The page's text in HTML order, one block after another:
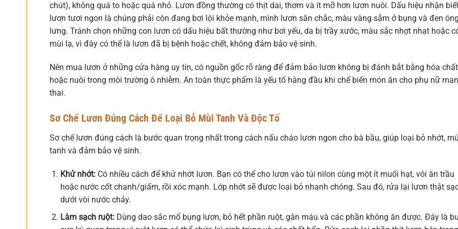
chút), không quá to hoặc quá nhỏ. Lươn đồng thường có thịt dai, thơm và ít mỡ hơn lươn nuôi. Dấu hiệu nhận
lươn tươi ngon là chúng phải còn đang bơi lội khỏe mạnh, mình lươn săn chắc, màu vàng sẫm ở bụng và đen
lưng. Tránh chọn những con lươn có dấu hiệu bất thường như bơi yếu, da bị trầy xước, màu sắc nhợt nhạt hoặc
mùi lạ, vì đây có thể là lươn đã bị bệnh hoặc chết, không đảm bảo vệ sinh.
Nên mua lươn ở những cửa hàng uy tín, có nguồn gốc rõ ràng để đảm bảo lươn không bị đánh bắt bằng hóa chất
hoặc nuôi trong môi trường ô nhiễm. An toàn thực phẩm là yếu tố hàng đầu khi chế biến món ăn cho phụ nữ
thai.
Sơ Chế Lươn Đúng Cách Để Loại Bỏ Mùi Tanh Và Độc Tố
Sơ chế lươn đúng cách là bước quan trọng nhất trong cách nấu cháo lươn ngon cho bà bầu, giúp loại bỏ nhớt,
tanh và đảm bảo vệ sinh.
Khử nhớt:Có nhiều cách để khử nhớt lươn. Bạn có thể cho lươn vào túi nilon cùng một ít muối hạt, vôi ăn trầu
hoặc nước cốt chanh/giấm, rồi xóc mạnh. Lớp nhớt sẽ được loại bỏ nhanh chóng. Sau đó, rửa lại lươn thật
dưới vòi nước chảy.
Làm sạch ruột:Dùng dao sắc mổ bụng lươn, bỏ hết phần ruột, gân máu và các phần không ăn được. Đây là